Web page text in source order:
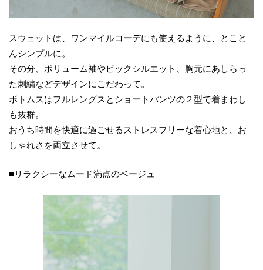
スウェットは、ワンマイルコーデにも使えるように、とこと
んシンプルに。
その分、ボリューム袖やビックシルエット、胸元にあしらっ
た刺繍などデザインにこだわって。
ボトムスはフルレングスとショートパンツの２型で着まわし
も抜群。
おうち時間を快適に過ごせるストレスフリーな着心地と、お
しゃれさを両立させて。
■リラクシーなムード満点のベージュ